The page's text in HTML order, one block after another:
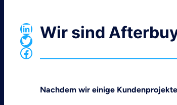
LinkedIn
Twitter
Facebook
Wir sind
Nachdem wir einige